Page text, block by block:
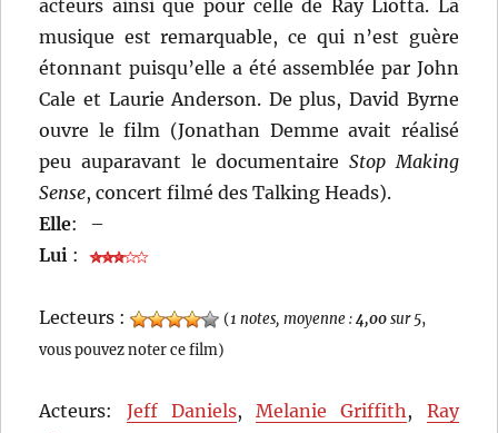
acteurs ainsi que pour celle de Ray Liotta. La
musique est remarquable, ce qui n’est guère
étonnant puisqu’elle a été assemblée par John
Cale et Laurie Anderson. De plus, David Byrne
ouvre le film (Jonathan Demme avait réalisé
peu auparavant le documentaireStop Making
Sense, concert filmé des Talking Heads).
Elle:
–
Lui :
Lecteurs : (1 notes, moyenne :4,00sur 5,
vous pouvez noter ce film)
Acteurs: Jeff Daniels,Melanie Griffith, Ray